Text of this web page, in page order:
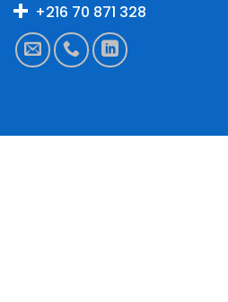
+216 70 871 328